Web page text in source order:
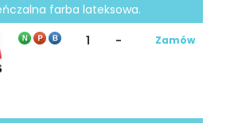
farba lateksowa.
1 - Zamów